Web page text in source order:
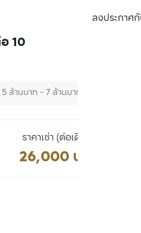
ลงประกาศกั
10
ล้านบาท - 7 ล้านบาท
ราคาเช่า (ต่อเดือน)
26,000 บาท